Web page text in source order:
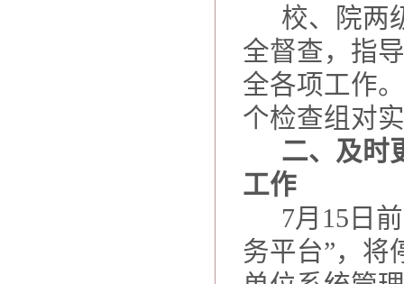
校、院两
全督查，指
全各项工作
个检查组对
二、及时
工作
7月 15 日
务平台”，将